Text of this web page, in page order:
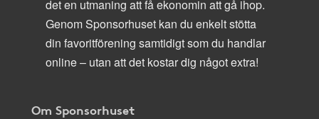
det en utmaning att få ekonomin att gå ihop.
Genom Sponsorhuset kan du enkelt stötta
din favoritförening samtidigt som du handlar
online – utan att det kostar dig något extra!
Om Sponsorhuset